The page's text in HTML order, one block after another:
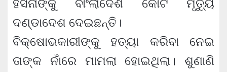
ହସିନାଙ୍କୁ ବାଂଲାଦେଶ କୋର୍ଟ ମୃତ୍ୟୁ
ଦଣ୍ଡାଦେଶ ଦେଇଛନ୍ତି।
ବିକ୍ଷୋଭକାରୀଙ୍କୁ ହତ୍ୟା କରିବା ନେଇ
ତାଙ୍କ ନାଁରେ ମାମଲା ହୋଇଥିଲା। ଶୁଣାଣି